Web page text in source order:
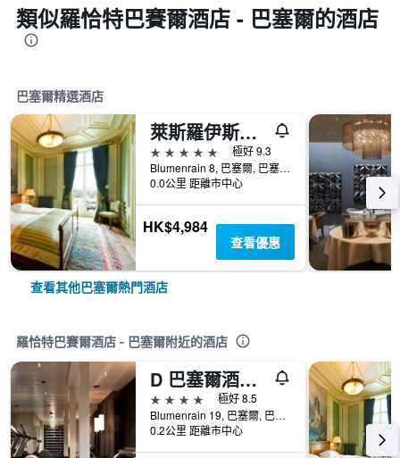
類似羅恰特巴賽爾酒店 - 巴塞爾的酒店
巴塞爾精選酒店
萊斯羅伊斯大飯店
5星級
極好 9.3
Blumenrain 8, 巴塞爾, 巴塞爾城市州, 瑞士
0.0公里 距離市中心
HK$4,984
查看優惠
查看其他巴塞爾熱門酒店
羅恰特巴賽爾酒店 - 巴塞爾附近的酒店
D 巴塞爾酒店 - 巴塞爾
4星級
極好 8.5
Blumenrain 19, 巴塞爾, 巴塞爾城市州, 瑞士
0.2公里 距離市中心